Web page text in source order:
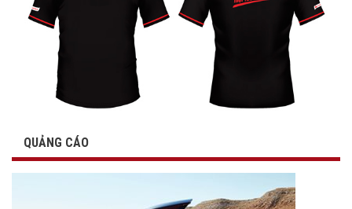
QUẢNG CÁO